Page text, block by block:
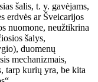
šalis, t. y. gavėjams,
erdvės ar Šveicarijos
nuomone, neužtikrina
šalys,
duomenų
mechanizmais,
tarp kurių yra, be kita